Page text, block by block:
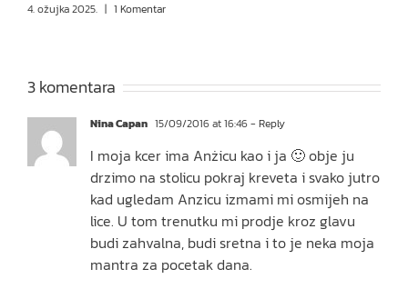
4. ožujka 2025. | 1 Komentar
3 komentara
Nina Capan 15/09/2016 at 16:46- Reply
I moja kcer ima Anżicu kao i ja 🙂 obje ju
drzimo na stolicu pokraj kreveta i svako jutro
kad ugledam Anzicu izmami mi osmijeh na
lice. U tom trenutku mi prodje kroz glavu
budi zahvalna, budi sretna i to je neka moja
mantra za pocetak dana.